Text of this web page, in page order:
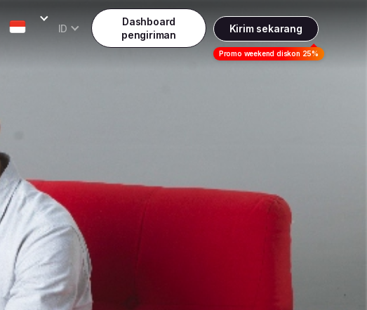
ID
Dashboard
pengiriman
Kirim sekarang
Promo weekend diskon 25%